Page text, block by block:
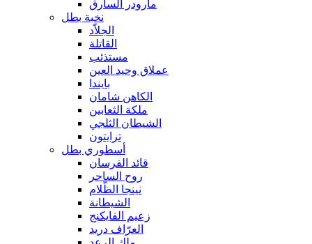
مارودر السارق
نخبة بطل
الجلاّد
القاتلة
مستذئب
عملاق وحيد العين
بايندا
الكاهن شامان
ملكة الثعابين
الشيطان الثلجي
ترايتون
أسطوري بطل
قائد الفرسان
روح الساحر
نينجا الظّلام
الشيطانة
زعيم الفايكنج
العرّاف دريد